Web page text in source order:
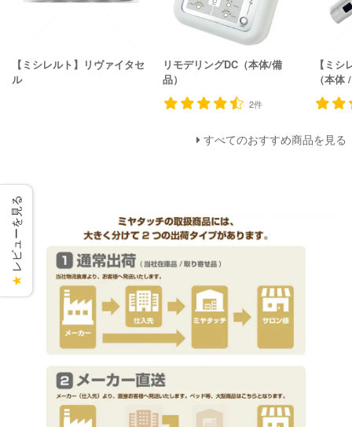
【ミシレルト】リヴァイタセ
ル
リモデリングDC（本体/備
品）
2件
【ミ
（本体
すべてのおすすめ商品を見る
★
レビューを見る